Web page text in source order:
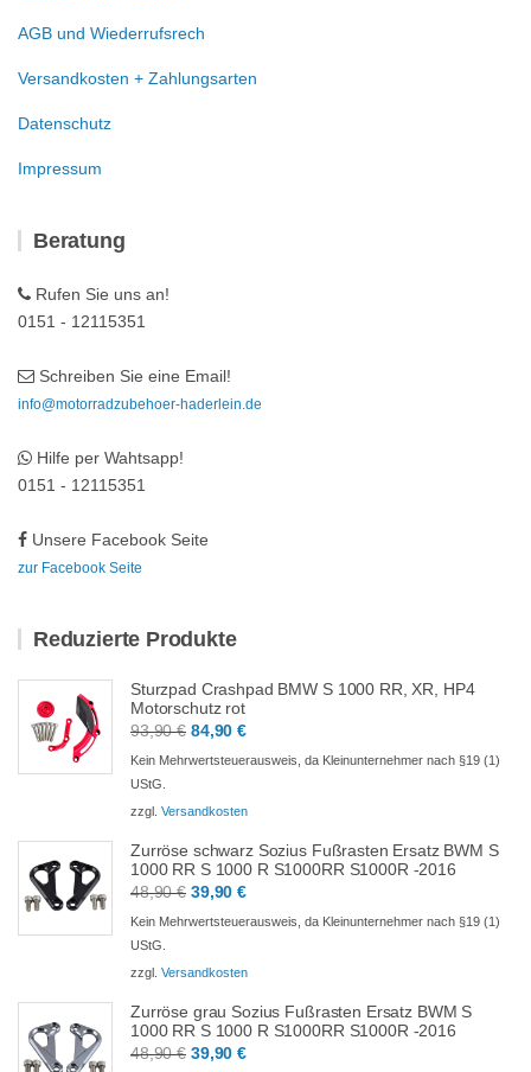
AGB und Wiederrufsrech
Versandkosten + Zahlungsarten
Datenschutz
Impressum
Beratung
Rufen Sie uns an!
0151 - 12115351
Schreiben Sie eine Email!
info@motorradzubehoer-haderlein.de
Hilfe per Wahtsapp!
0151 - 12115351
Unsere Facebook Seite
zur Facebook Seite
Reduzierte Produkte
Sturzpad Crashpad BMW S 1000 RR, XR, HP4
Motorschutz rot
93,90€ Ursprünglicher
Preis
93,90 €
84,90€Aktueller
Preis
84,90 €.
Kein Mehrwertsteuerausweis, da Kleinunternehmer nach §19 (1)
UStG.
zzgl. Versandkosten
Zurröse schwarz Sozius Fußrasten Ersatz BWM S
1000 RR S 1000 R S1000RR S1000R -2016
48,90€ Ursprünglicher
Preis
48,90 €
39,90€Aktueller
Preis
39,90 €.
Kein Mehrwertsteuerausweis, da Kleinunternehmer nach §19 (1)
UStG.
zzgl. Versandkosten
Zurröse grau Sozius Fußrasten Ersatz BWM S
1000 RR S 1000 R S1000RR S1000R -2016
48,90€ Ursprünglicher
39,90€Aktueller